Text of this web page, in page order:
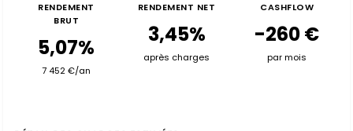
RENDEMENT
BRUT
5,07%
7 452 €/an
RENDEMENT NET
3,45%
après charges
CASHFLOW
-260 €
par mois